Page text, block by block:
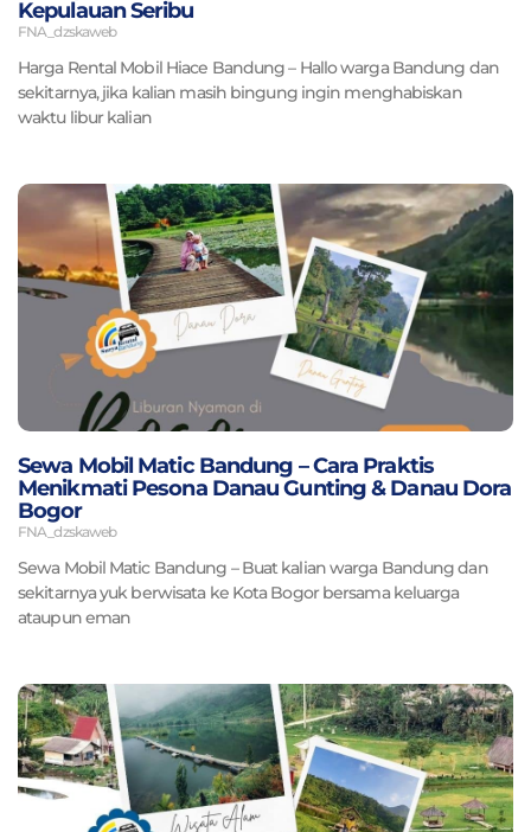
Kepulauan Seribu
FNA_dzskaweb
Harga Rental Mobil Hiace Bandung – Hallo warga Bandung dan
sekitarnya, jika kalian masih bingung ingin menghabiskan
waktu libur kalian
Sewa Mobil Matic Bandung – Cara Praktis
Menikmati Pesona Danau Gunting & Danau Dora
Bogor
FNA_dzskaweb
Sewa Mobil Matic Bandung – Buat kalian warga Bandung dan
sekitarnya yuk berwisata ke Kota Bogor bersama keluarga
ataupun eman